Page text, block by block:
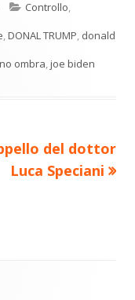
Categorie
Controllo,
,DONAL TRUMP, donald
ombra,joe biden
del dottor
Luca Speciani